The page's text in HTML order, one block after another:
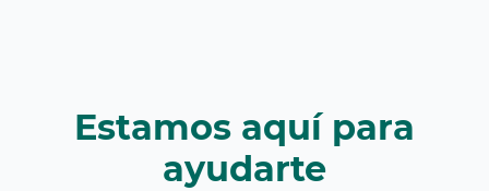
Estamos aquí para
ayudarte